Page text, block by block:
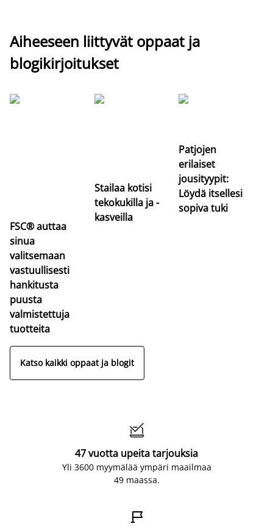
Aiheeseen liittyvät oppaat ja
blogikirjoitukset
FSC® auttaa
sinua
valitsemaan
vastuullisesti
hankitusta
puusta
valmistettuja
tuotteita
Stailaa kotisi
tekokukilla ja -
kasveilla
Patjojen
erilaiset
jousityypit:
Löydä itsellesi
sopiva tuki
Katso kaikki oppaat ja blogit

47 vuotta upeita tarjouksia
Yli 3600 myymälää ympäri maailmaa
49 maassa.
